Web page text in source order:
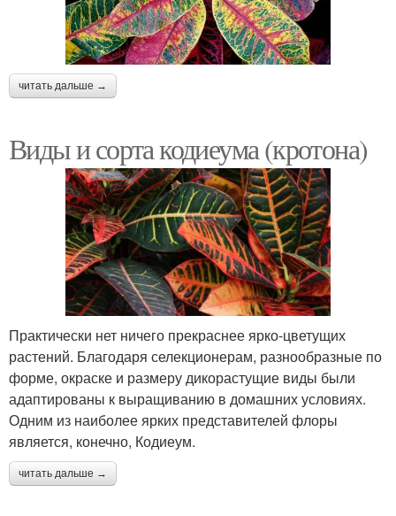
читать дальше →
Виды и сорта кодиеума (кротона)
Практически нет ничего прекраснее ярко-цветущих
растений. Благодаря селекционерам, разнообразные по
форме, окраске и размеру дикорастущие виды были
адаптированы к выращиванию в домашних условиях.
Одним из наиболее ярких представителей флоры
является, конечно, Кодиеум.
читать дальше →